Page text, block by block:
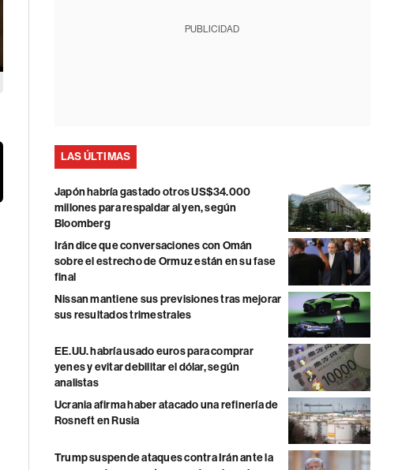
PUBLICIDAD
LAS ÚLTIMAS
Japón habría gastado otros US$34.000
millones para respaldar al yen, según
Bloomberg
Irán dice que conversaciones con Omán
sobre el estrecho de Ormuz están en su fase
final
Nissan mantiene sus previsiones tras mejorar
sus resultados trimestrales
EE.UU. habría usado euros para comprar
yenes y evitar debilitar el dólar, según
analistas
Ucrania afirma haber atacado una refinería de
Rosneft en Rusia
Trump suspende ataques contra Irán ante la